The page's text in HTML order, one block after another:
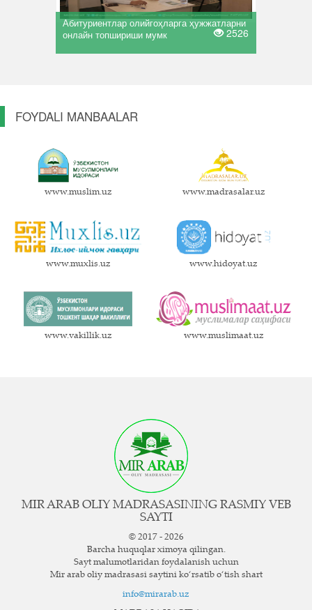
Абитуриентлар олийгоҳларга ҳужжатларни
онлайн топшириши мумк
2526
FOYDALI MANBAALAR
www.muslim.uz www.madrasalar.uz
www.muxlis.uz www.hidoyat.uz
www.vakillik.uz www.muslimaat.uz
MIR ARAB OLIY MADRASASINING RASMIY VEB
SAYTI
© 2017 - 2026
Barcha huquqlar ximoya qilingan.
Sayt ma`lumotlaridan foydalanish uchun
Mir arab oliy madrasasi saytini ko‘rsatib o‘tish shart
info@mirarab.uz